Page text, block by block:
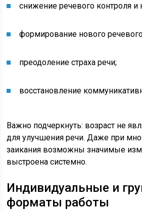
снижение речевого контроля и
формирование нового
преодоление страха речи;
восстановление
Важно подчеркнуть: возраст не
для улучшения речи. Даже при
заикания возможны значимые
выстроена системно.
Индивидуальные и
форматы работы